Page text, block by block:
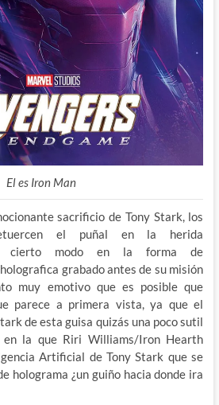
El es Iron Man
sacrificio de Tony Stark, los
el puñal en la herida
cierto modo en la forma de
grabado antes de su misión
muy emotivo que es posible que
parece a primera vista, ya que el
de esta guisa quizás una poco sutil
en la que Riri Williams/Iron Hearth
Artificial de Tony Stark que se
holograma ¿un guiño hacia donde ira